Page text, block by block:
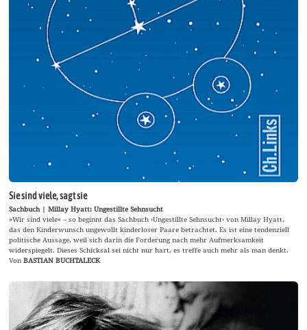
Sie sind viele, sagt sie
Sachbuch | Millay Hyatt: Ungestillte Sehnsucht
»Wir sind viele« – so beginnt das Sachbuch ›Ungestillte Sehnsucht‹ von Millay Hyatt,
das den Kinderwunsch ungewollt kinderloser Paare betrachtet. Es ist eine tendenziell
politische Aussage, weil sich darin die Forderung nach mehr Aufmerksamkeit
widerspiegelt. Dieses Schicksal sei nicht nur hart, es treffe auch mehr als man denkt.
VonBASTIAN BUCHTALECK